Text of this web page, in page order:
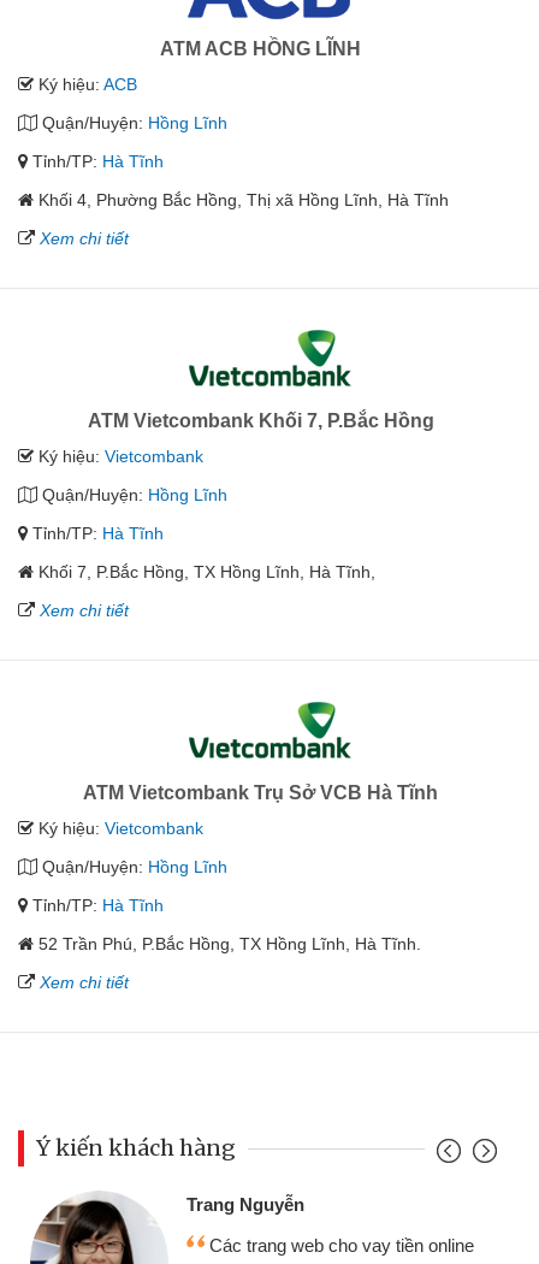
ATM ACB HỒNG LĨNH
Ký hiệu: ACB
Quận/Huyện: Hồng Lĩnh
Tỉnh/TP: Hà Tĩnh
Khối 4, Phường Bắc Hồng, Thị xã Hồng Lĩnh, Hà Tĩnh
Xem chi tiết
ATM Vietcombank Khối 7, P.Bắc Hồng
Ký hiệu: Vietcombank
Quận/Huyện: Hồng Lĩnh
Tỉnh/TP: Hà Tĩnh
Khối 7, P.Bắc Hồng, TX Hồng Lĩnh, Hà Tĩnh,
Xem chi tiết
ATM Vietcombank Trụ Sở VCB Hà Tĩnh
Ký hiệu: Vietcombank
Quận/Huyện: Hồng Lĩnh
Tỉnh/TP: Hà Tĩnh
52 Trần Phú, P.Bắc Hồng, TX Hồng Lĩnh, Hà Tĩnh.
Xem chi tiết
Ý kiến khách hàng
Trang Nguyễn
Các trang web cho vay tiền online